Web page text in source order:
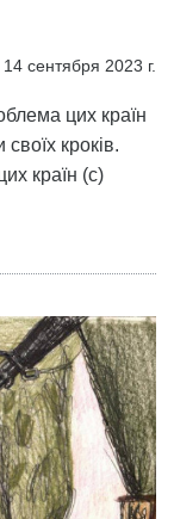
14 сентября 2023 г.
цих країн
кроків.
країн (с)